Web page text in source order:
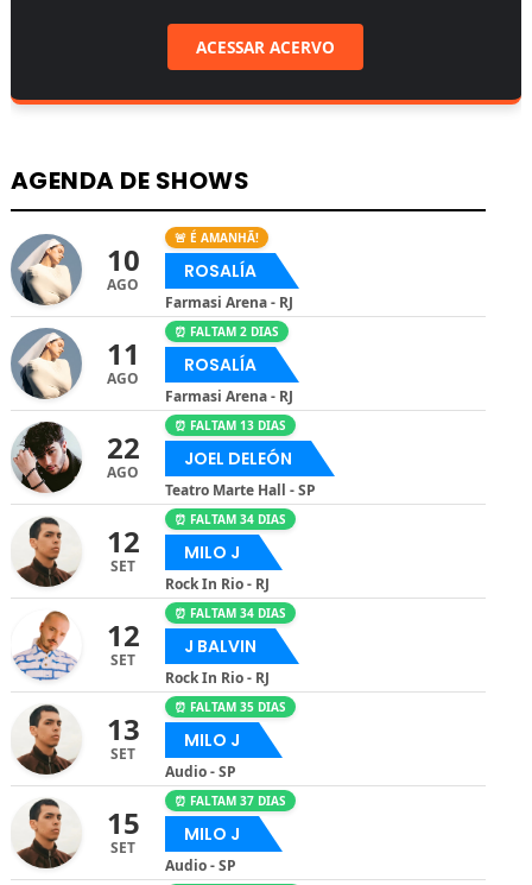
ACESSAR ACERVO
AGENDA DE SHOWS
10
AGO
🚨 É AMANHÃ!
ROSALÍA
Farmasi Arena - RJ
11
AGO
⏰ FALTAM 2 DIAS
ROSALÍA
Farmasi Arena - RJ
22
AGO
⏰ FALTAM 13 DIAS
JOEL DELEÓN
Teatro Marte Hall - SP
12
SET
⏰ FALTAM 34 DIAS
MILO J
Rock In Rio - RJ
12
SET
⏰ FALTAM 34 DIAS
J BALVIN
Rock In Rio - RJ
13
SET
⏰ FALTAM 35 DIAS
MILO J
Audio - SP
15
SET
⏰ FALTAM 37 DIAS
MILO J
Audio - SP